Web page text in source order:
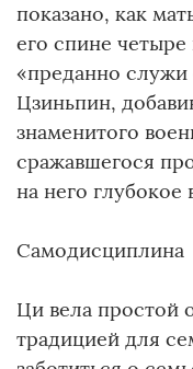
показано, как
его спине
«преданно служи
Цзиньпин,
знаменитого
сражавшегося
на него глубокое
Самодисциплина
Ци вела простой
традицией для